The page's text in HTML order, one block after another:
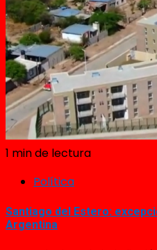
1 min de lectura
Política
Santiago del Estero:
Argentina